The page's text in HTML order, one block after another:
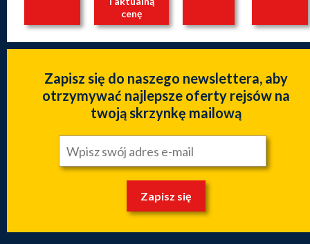
cenę
Zapisz się do naszego newslettera, aby
otrzymywać najlepsze oferty rejsów na
twoją skrzynkę mailową
Zapisz się